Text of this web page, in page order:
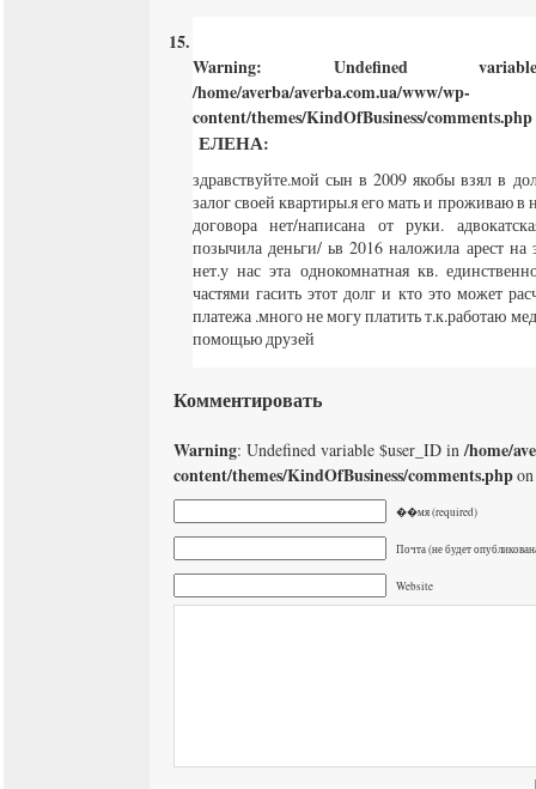
Warning: Undefined
/home/averba/averba.com.ua/www/wp-
content/themes/KindOfBusiness/comments.php
ЕЛЕНА:
здравствуйте.мой сын в 2009 якобы взял в
залог своей квартиры.я его мать и проживаю в
договора нет/написана от руки.
позычила деньги/ ьв 2016 наложила арест на
нет.у нас эта однокомнатная кв.
частями гасить этот долг и кто это может
платежа .много не могу платить т.к.работаю
помощью друзей
Комментировать
Warning: Undefined variable $user_ID in/home/
content/themes/KindOfBusiness/comments.php
��мя (required)
Почта (не будет
Website